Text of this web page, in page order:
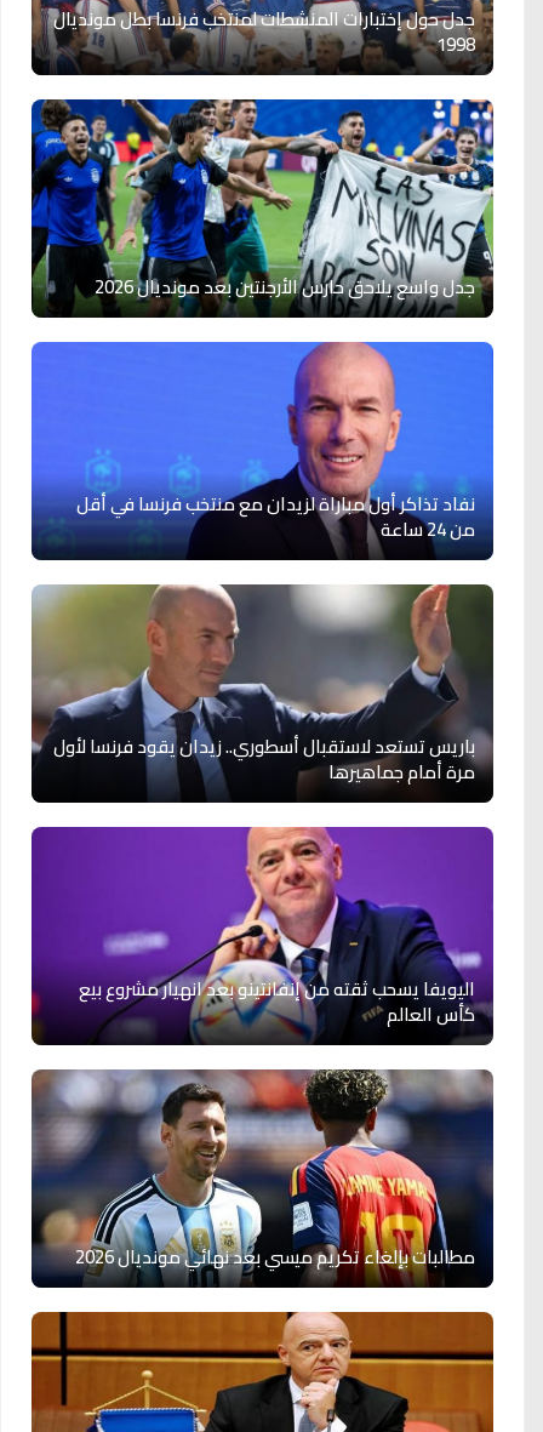
جدل حول إختبارات المنشطات لمنتخب فرنسا بطل مونديال
1998
جدل واسع يلاحق حارس الأرجنتين بعد مونديال 2026
نفاد تذاكر أول مباراة لزيدان مع منتخب فرنسا في أقل
من 24 ساعة
باريس تستعد لاستقبال أسطوري.. زيدان يقود فرنسا لأول
مرة أمام جماهيرها
اليويفا يسحب ثقته من إنفانتينو بعد انهيار مشروع بيع
كأس العالم
مطالبات بإلغاء تكريم ميسي بعد نهائي مونديال 2026